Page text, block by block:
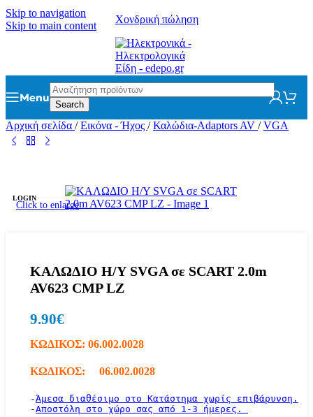
Skip to navigation
Skip to main content
Χονδρική πώληση
Menu
Search
Αρχική σελίδα / Εικόνα - Ήχος / Καλώδια-Adaptors AV / VGA
LOGIN
Click to enlarge
ΚΑΛΩΔΙΟ Η/Υ SVGA σε SCART 2.0m
AV623 CMP LZ
9.90€
ΚΩΔΙΚΟΣ: 06.002.0028
ΚΩΔΙΚΟΣ: 06.002.0028
-Άμεσα διαθέσιμο στο Κατάστημα χωρίς επιβάρυνση.
-Αποστόλη στο χώρο σας από 1-3 ήμερες.